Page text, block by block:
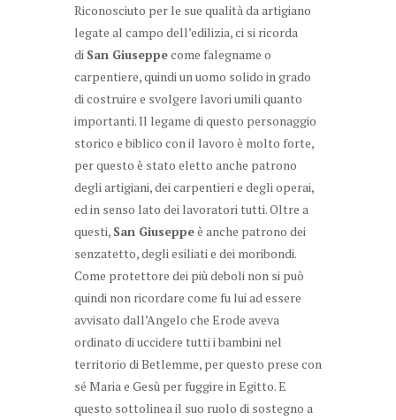
Riconosciuto per le sue qualità da artigiano
legate al campo dell’edilizia, ci si ricorda
di San Giuseppecome falegname o
carpentiere, quindi un uomo solido in grado
di costruire e svolgere lavori umili quanto
importanti. Il legame di questo personaggio
storico e biblico con il lavoro è molto forte,
per questo è stato eletto anche patrono
degli artigiani, dei carpentieri e degli operai,
ed in senso lato dei lavoratori tutti. Oltre a
questi, San Giuseppeè anche patrono dei
senzatetto, degli esiliati e dei moribondi.
Come protettore dei più deboli non si può
quindi non ricordare come fu lui ad essere
avvisato dall’Angelo che Erode aveva
ordinato di uccidere tutti i bambini nel
territorio di Betlemme, per questo prese con
sé Maria e Gesù per fuggire in Egitto. E
questo sottolinea il suo ruolo di sostegno a